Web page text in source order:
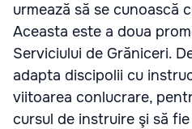
urmează să se cunoască
Aceasta este a doua
Serviciului de Grăniceri.
adapta discipolii cu
viitoarea conlucrare,
cursul de instruire şi să